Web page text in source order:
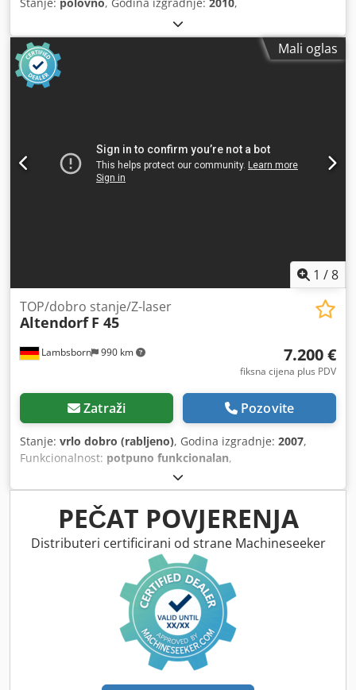
Mali oglas
1 /8
Lambsborn 990 km
TOP/dobro stanje/Z-laser
Altendorf F 45
7.200 €
fiksna cijena plus PDV
Zatraži Pozovite
Stanje: vrlo dobro (rabljeno), Godina izgradnje: 2007,
Funkcionalnost: potpuno funkcionalan,
PEČAT POVJERENJA
Distributeri certificirani od strane Machineseeker